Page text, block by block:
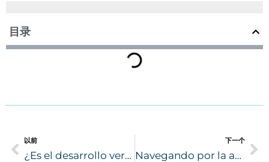
目录
Ant
以前
¿Es el desarrollo vertical realmente una bala de plata para el liderazgo ágil?
下一个
Navegando por la agilidad del liderazgo